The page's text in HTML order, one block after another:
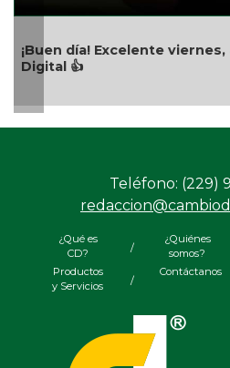
amaneció Cambio
Teléfono: (229)
¿Qué es
CD?
/
¿Quiénes
somos?
Productos
y Servicios
/
Contáctanos